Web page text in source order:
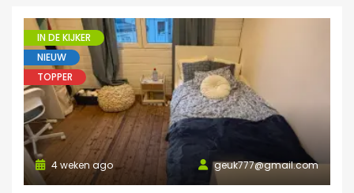
IN DE KIJKER
NIEUW
TOPPER
geuk777@gmail.com
4 weken ago